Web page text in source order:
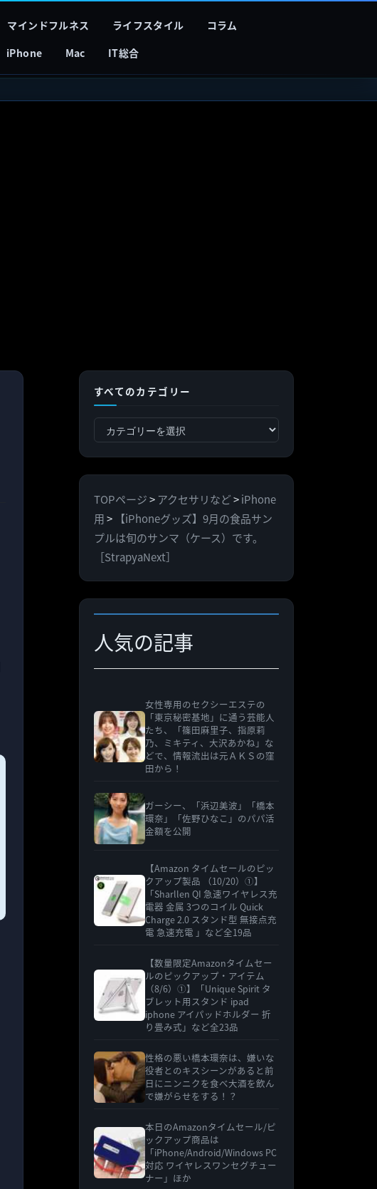
マインドフルネス ライフスタイル
コラム
iPhone Mac IT総合
すべてのカテゴリー
べ
カ
テ
ゴ
リ
ー
TOPページ> アクセサリなど>iPhone
用>
【iPhoneグッズ】9月の食品サン
プルは旬のサンマ（ケース）です。
［StrapyaNext］
人気の記事
女性専用のセクシーエステの
「東京秘密基地」に通う芸能人
たち、「篠田麻里子、指原莉
乃、ミキティ、大沢あかね」な
どで、情報流出は元ＡＫＳの窪
田から！
ガーシー、「浜辺美波」「橋本
環奈」「佐野ひなこ」のパパ活
金額を公開
【Amazon タイムセールのピッ
クアップ製品 （10/20）①】
「Sharllen QI 急速ワイヤレス充
電器 金属 3つのコイル Quick
Charge 2.0 スタンド型 無接点充
電 急速充電 」など全19品
【数量限定Amazonタイムセー
ルのピックアップ・アイテム
（8/6）①】「Unique Spirit タ
ブレット用スタンド ipad
iphone アイパッドホルダー 折
り畳み式」など全23品
性格の悪い橋本環奈は、嫌いな
役者とのキスシーンがあると前
日にニンニクを食べ大酒を飲ん
で嫌がらせをする！？
本日のAmazonタイムセール/ピ
ックアップ商品は
「iPhone/Android/Windows PC
対応 ワイヤレスワンセグチュー
ナー」ほか